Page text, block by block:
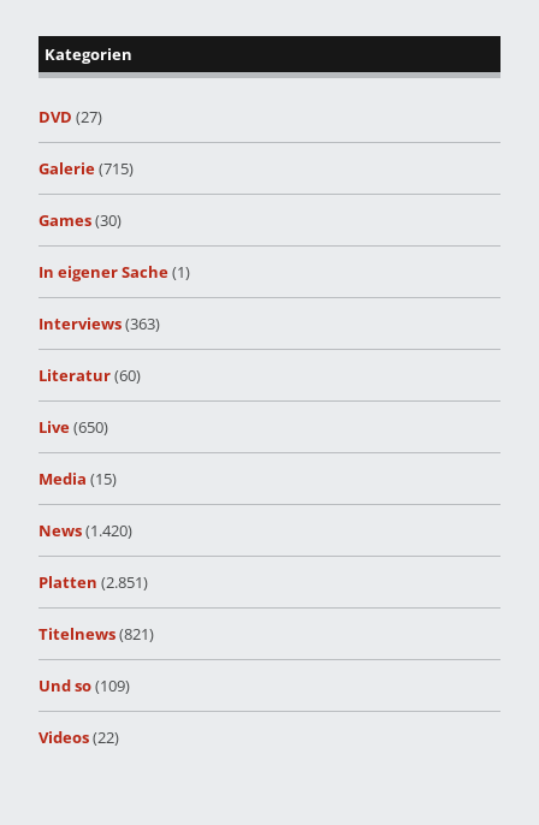
Kategorien
DVD (27)
Galerie(715)
Games(30)
In eigener Sache(1)
Interviews(363)
Literatur(60)
Live(650)
Media (15)
News(1.420)
Platten (2.851)
Titelnews(821)
Und so(109)
Videos(22)